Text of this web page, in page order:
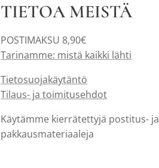
TIETOA MEISTÄ
POSTIMAKSU 8,90€
Tarinamme: mistä kaikki lähti
Tietosuojakäytäntö
Tilaus- ja toimitusehdot
Käytämme kierrätettyjä postitus- ja
pakkausmateriaaleja